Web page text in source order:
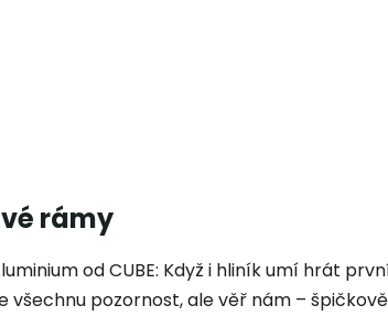
rámy
od CUBE: Když i hliník umí hrát
všechnu pozornost, ale věř nám – špičkově